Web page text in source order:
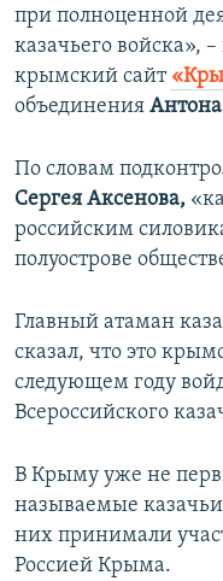
при полноценной
казачьего войска»,
крымский сайт
объединения
По словам
Сергея Аксенова,
российским
полуострове
Главный атаман
сказал, что это
следующем году
Всероссийского
В Крыму уже не
называемые
них принимали
Россией Крыма.